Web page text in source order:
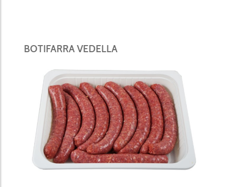
BOTIFARRA VEDELLA